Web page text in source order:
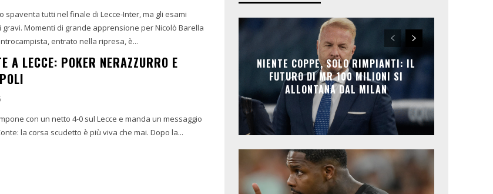
spaventa tutti nel finale di Lecce-Inter, ma gli esami
Barella
entrato nella ripresa, è...
A LECCE: POKER NERAZZURRO E
con un netto 4-0 sul Lecce e manda un messaggio
chiaro al Napoli di Antonio Conte: la corsa scudetto è più viva che mai. Dopo la...
NIENTE COPPE, SOLO RIMPIANTI: IL
FUTURO DI MR 100 MILIONI SI
ALLONTANA DAL MILAN